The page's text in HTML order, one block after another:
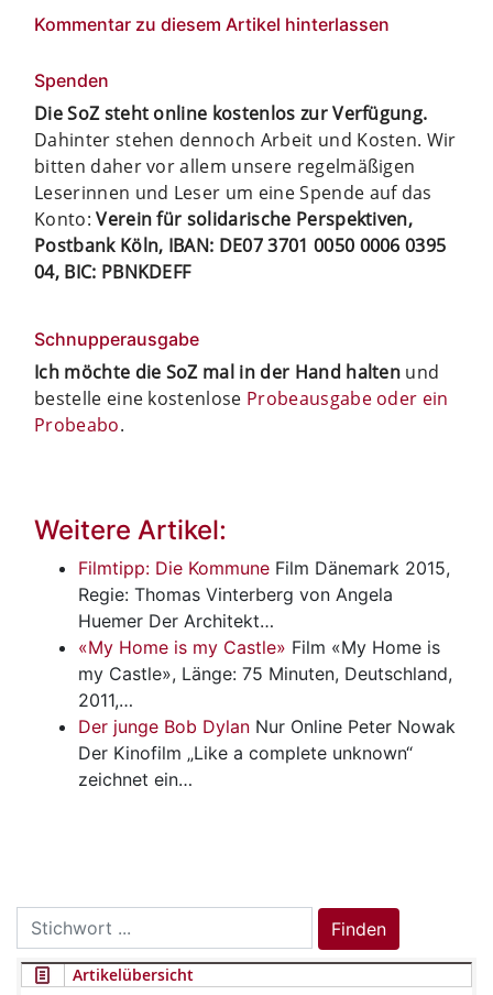
Kommentar zu diesem Artikel hinterlassen
Spenden
Die SoZ steht online kostenlos zur Verfügung.
Dahinter stehen dennoch Arbeit und Kosten. Wir
bitten daher vor allem unsere regelmäßigen
Leserinnen und Leser um eine Spende auf das
Konto:Verein für solidarische Perspektiven,
Postbank Köln, IBAN: DE07 3701 0050 0006 0395
04, BIC: PBNKDEFF
Schnupperausgabe
Ich möchte die SoZ mal in der Hand halten und
bestelle eine kostenlose Probeausgabe oder ein
Probeabo.
Weitere Artikel:
Filmtipp: Die Kommune Film Dänemark 2015,
Regie: Thomas Vinterberg von Angela
Huemer Der Architekt…
«My Home is my Castle» Film «My Home is
my Castle», Länge: 75 Minuten, Deutschland,
2011,…
Der junge Bob Dylan Nur Online Peter Nowak
Der Kinofilm „Like a complete unknown“
zeichnet ein…
Search
for:
Finden
Artikelübersicht